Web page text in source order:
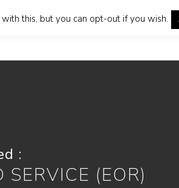
:
SERVICE (EOR)
this, but you can opt-out if you wish.